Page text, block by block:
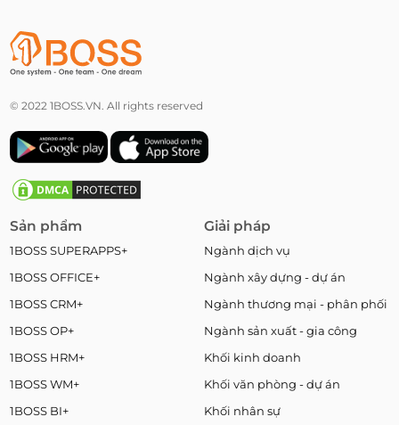
© 2022 1BOSS.VN. All rights reserved
Sản phẩm
1BOSS SUPERAPPS+
1BOSS OFFICE+
1BOSS CRM+
1BOSS OP+
1BOSS HRM+
1BOSS WM+
1BOSS BI+
Giải pháp
Ngành dịch vụ
Ngành xây dựng - dự án
Ngành thương mại - phân phối
Ngành sản xuất - gia công
Khối kinh doanh
Khối văn phòng - dự án
Khối nhân sự